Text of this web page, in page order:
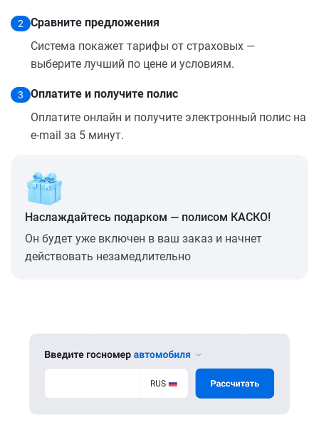
2
Сравните предложения
Система покажет тарифы от страховых —
выберите лучший по цене и условиям.
3
Оплатите и получите полис
Оплатите онлайн и получите электронный полис на
e-mail за 5 минут.
Наслаждайтесь подарком — полисом КАСКО!
Он будет уже включен в ваш заказ и начнет
действовать незамедлительно